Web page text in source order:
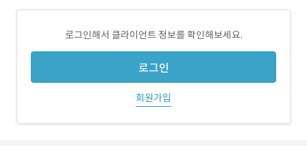
로그인해서 클라이언트 정보를 확인해보세요.
로그인
회원가입